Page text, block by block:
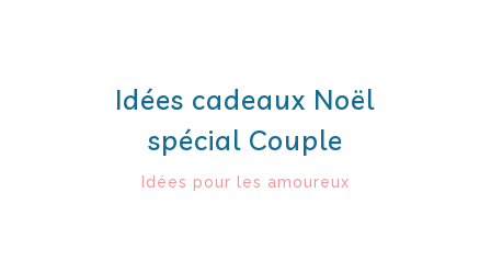
Idées cadeaux Noël
spécial Couple
Idées pour les amoureux